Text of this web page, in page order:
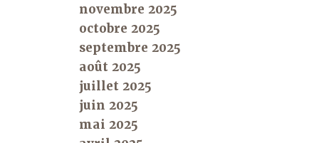
novembre 2025
octobre 2025
septembre 2025
août 2025
juillet 2025
juin 2025
mai 2025